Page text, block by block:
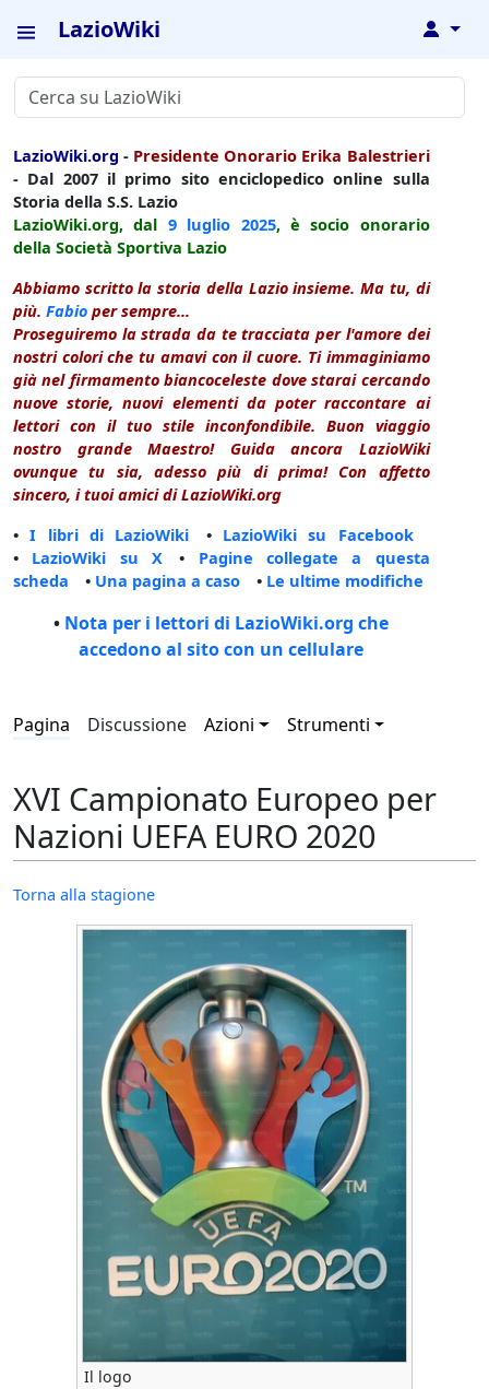
LazioWiki ↓
LazioWiki.org - Presidente Onorario Erika Balestrieri
- Dal 2007 il primo sito enciclopedico online sulla
Storia della S.S. Lazio
LazioWiki.org, dal 9 luglio 2025, è socio onorario
della Società Sportiva Lazio
Abbiamo scritto la storia della Lazio insieme. Ma tu, di
più. Fabio per sempre...
Proseguiremo la strada da te tracciata per l'amore dei
nostri colori che tu amavi con il cuore. Ti immaginiamo
già nel firmamento biancoceleste dove starai cercando
nuove storie, nuovi elementi da poter raccontare ai
lettori con il tuo stile inconfondibile. Buon viaggio
nostro grande Maestro! Guida ancora LazioWiki
ovunque tu sia, adesso più di prima! Con affetto
sincero, i tuoi amici di LazioWiki.org
•I libri di LazioWiki • LazioWiki su Facebook
• LazioWiki su X • Pagine collegate a questa
scheda • Una pagina a caso • Le ultime modifiche
• Nota per i lettori di LazioWiki.org che
accedono al sito con un cellulare
Pagina Discussione Azioni Strumenti
XVI Campionato Europeo per
Nazioni UEFA EURO 2020
Torna alla stagione
Il logo